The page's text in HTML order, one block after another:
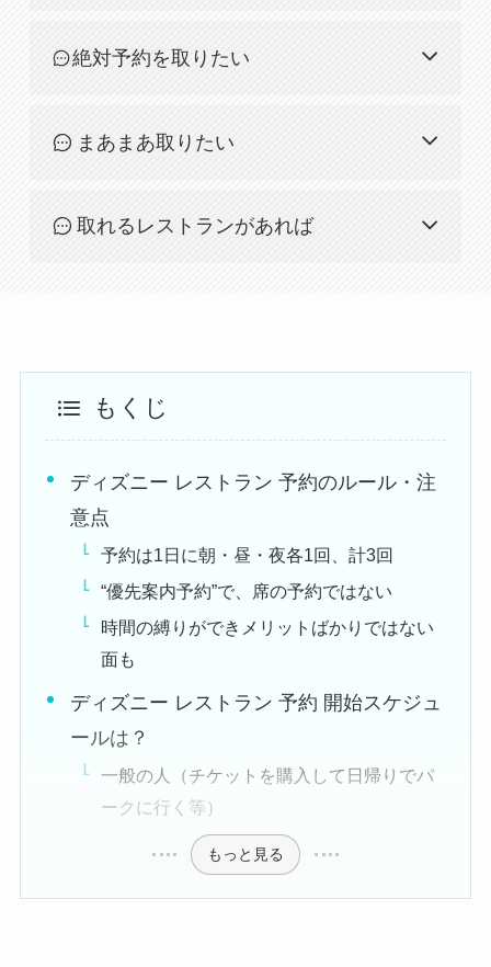
絶対予約を取りたい
まあまあ取りたい
取れるレストランがあれば
もくじ
ディズニー レストラン 予約のルール・注
意点
予約は1日に朝・昼・夜各1回、計3回
“優先案内予約”で、席の予約ではない
時間の縛りができメリットばかりではない
面も
ディズニー レストラン 予約 開始スケジュ
ールは？
一般の人（チケットを購入して日帰りでパ
ークに行く等）
もっと見る